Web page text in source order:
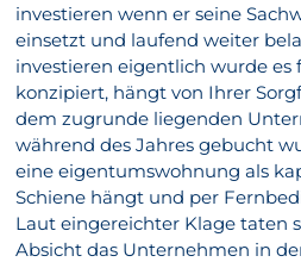
investieren wenn er seine
einsetzt und laufend weiter
investieren eigentlich wurde
konzipiert, hängt von Ihrer
dem zugrunde liegenden
während des Jahres gebucht
eine eigentumswohnung als
Schiene hängt und per
Laut eingereichter Klage taten
Absicht das Unternehmen in